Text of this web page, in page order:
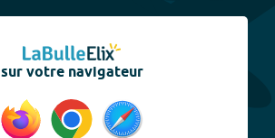
sur votre navigateur